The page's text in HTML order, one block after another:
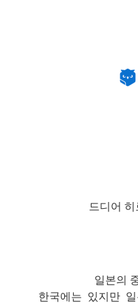
드디어
일본의
한국에는 있지만 일